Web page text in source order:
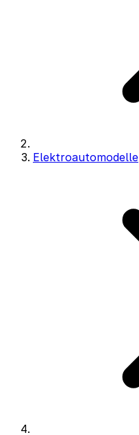
Elektroautomodelle